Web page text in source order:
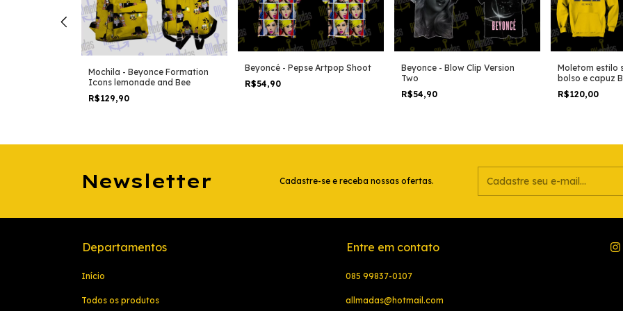
Mochila - Beyonce Formation
Icons lemonade and Bee
R$129,90
Beyoncé - Pepse Artpop Shoot
R$54,90
Beyonce - Blow Clip Version
Two
R$54,90
Moletom estilo
bolso e capuz
versão amarelo
R$120,00
Newsletter Cadastre-se e receba nossas ofertas.
Departamentos
Início
Todos os produtos
Entre em contato
085 99837-0107
allmadas@hotmail.com